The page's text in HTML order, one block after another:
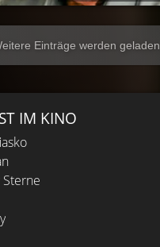
Einträge werden geladen
IM KINO